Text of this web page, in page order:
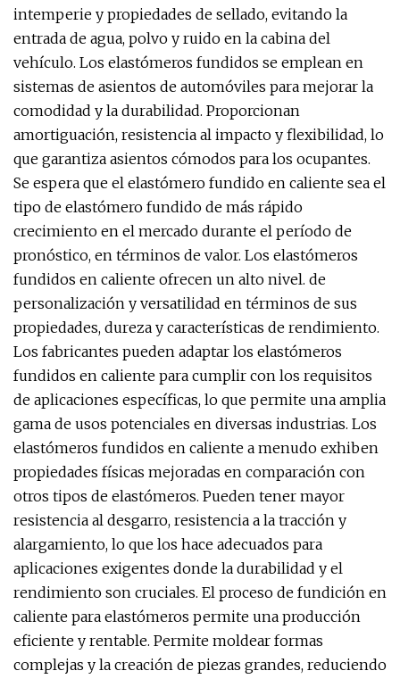
intemperie y propiedades de sellado, evitando la
entrada de agua, polvo y ruido en la cabina del
vehículo. Los elastómeros fundidos se emplean en
sistemas de asientos de automóviles para mejorar la
comodidad y la durabilidad. Proporcionan
amortiguación, resistencia al impacto y flexibilidad, lo
que garantiza asientos cómodos para los ocupantes.
Se espera que el elastómero fundido en caliente sea el
tipo de elastómero fundido de más rápido
crecimiento en el mercado durante el período de
pronóstico, en términos de valor. Los elastómeros
fundidos en caliente ofrecen un alto nivel. de
personalización y versatilidad en términos de sus
propiedades, dureza y características de rendimiento.
Los fabricantes pueden adaptar los elastómeros
fundidos en caliente para cumplir con los requisitos
de aplicaciones específicas, lo que permite una amplia
gama de usos potenciales en diversas industrias. Los
elastómeros fundidos en caliente a menudo exhiben
propiedades físicas mejoradas en comparación con
otros tipos de elastómeros. Pueden tener mayor
resistencia al desgarro, resistencia a la tracción y
alargamiento, lo que los hace adecuados para
aplicaciones exigentes donde la durabilidad y el
rendimiento son cruciales. El proceso de fundición en
caliente para elastómeros permite una producción
eficiente y rentable. Permite moldear formas
complejas y la creación de piezas grandes, reduciendo